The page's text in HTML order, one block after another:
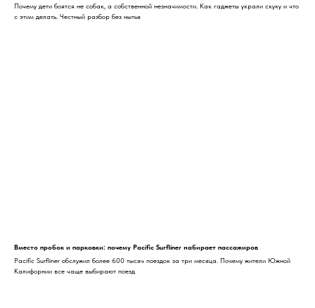
Почему дети боятся не собак, а собственной незначимости. Как гаджеты украли скуку и что
с этим делать. Честный разбор без нытья
Вместо пробок и парковки: почему Pacific Surfliner набирает пассажиров
Pacific Surfliner обслужил более 600 тысяч поездок за три месяца. Почему жители Южной
Калифорнии все чаще выбирают поезд